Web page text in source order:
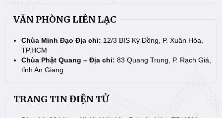
VĂN PHÒNG LIÊN LẠC
Chùa Minh Đạo Địa chỉ: 12/3 BIS Kỳ Đồng, P. Xuân Hòa,
TP.HCM
Chùa Phật Quang – Địa chỉ: 83 Quang Trung, P. Rạch Giá,
tỉnh An Giang
TRANG TIN ĐIỆN TỬ